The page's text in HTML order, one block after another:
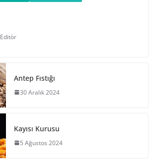
Editör
Antep Fıstığı
30 Aralık 2024
Kayısı Kurusu
5 Ağustos 2024